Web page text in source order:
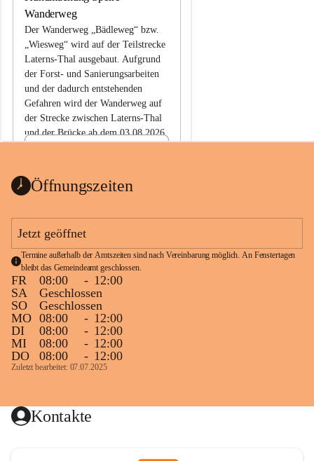
Wanderweg
Der Wanderweg „Bädleweg“ bzw.
„Wiesweg“ wird auf der Teilstrecke
Laterns-Thal ausgebaut. Aufgrund
der Forst- und Sanierungsarbeiten
und der dadurch entstehenden
Gefahren wird der Wanderweg auf
der Strecke zwischen Laterns-Thal
und der Brücke ab dem 03.08.2026
ht
1 Seite•0,1 MB
Öffnungszeiten
Jetzt geöffnet
Termine außerhalb der Amtszeiten sind nach Vereinbarung möglich. An Fenstertagen
bleibt das Gemeindeamt geschlossen.
FR 08:00 - 12:00
SA
Geschlossen
SO
Geschlossen
MO 08:00 - 12:00
DI
08:00 - 12:00
MI
08:00 - 12:00
DO
08:00 - 12:00
Zuletzt bearbeitet: 07.07.2025
Kontakte